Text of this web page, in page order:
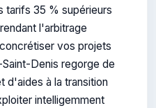
tarifs 35 % supérieurs
l'arbitrage
vos projets
Denis regorge de
d'aides à la transition
intelligemment